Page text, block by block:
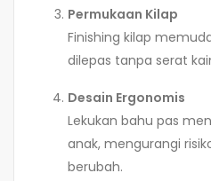
Permukaan Kilap
Finishing kilap
dilepas tanpa serat
Desain Ergonomis
Lekukan bahu pas
anak, mengurangi
berubah.